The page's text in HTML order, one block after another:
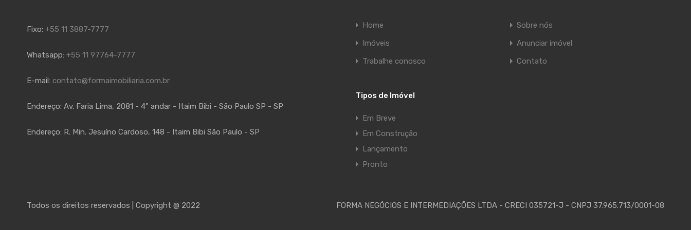
Fixo: +55 11 3887-7777
Whatsapp: +55 11 97764-7777
E-mail: contato@formaimobiliaria.com.br
Endereço: Av. Faria Lima, 2081 - 4º andar - Itaim Bibi - São Paulo SP - SP
Endereço: R. Min. Jesuíno Cardoso, 148 - Itaim Bibi São Paulo - SP
Home
Sobre nós
Imóveis
Anunciar imóvel
Trabalhe conosco
Contato
Tipos de Imóvel
Em Breve
Em Construção
Lançamento
Pronto
Todos os direitos reservados | Copyright @ 2022 FORMA NEGÓCIOS E INTERMEDIAÇÕES LTDA - CRECI 035721-J - CNPJ 37.965.713/0001-08